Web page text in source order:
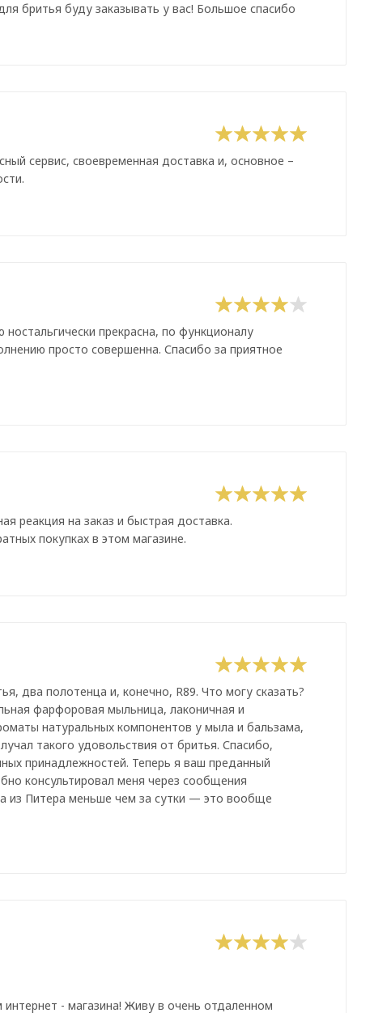
бритья буду заказывать у вас! Большое спасибо
сервис, своевременная доставка и, основное –
прекрасна, по функционалу
просто совершенна. Спасибо за приятное
реакция на заказ и быстрая доставка.
покупках в этом магазине.
два полотенца и, конечно, R89. Что могу сказать?
фарфоровая мыльница, лаконичная и
натуральных компонентов у мыла и бальзама,
такого удовольствия от бритья. Спасибо,
принадлежностей. Теперь я ваш преданный
консультировал меня через сообщения
из Питера меньше чем за сутки — это вообще
- магазина! Живу в очень отдаленном